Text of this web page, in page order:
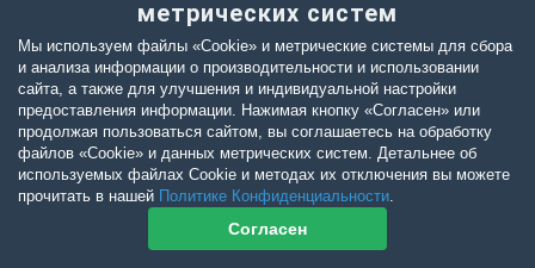
метрических систем
Мы используем файлы «Cookie» и метрические системы для сбора
и анализа информации о производительности и использовании
сайта, а также для улучшения и индивидуальной настройки
предоставления информации. Нажимая кнопку «Согласен» или
продолжая пользоваться сайтом, вы соглашаетесь на обработку
файлов «Cookie» и данных метрических систем. Детальнее об
используемых файлах Cookie и методах их отключения вы можете
прочитать в нашей Политике Конфиденциальности.
Согласен